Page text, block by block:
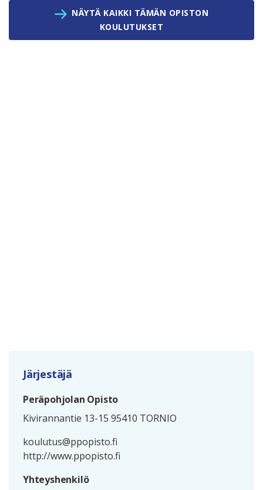
NÄYTÄ KAIKKI TÄMÄN OPISTON
KOULUTUKSET
Järjestäjä
Peräpohjolan Opisto
Kivirannantie 13-15 95410 TORNIO
koulutus@ppopisto.fi
http://www.ppopisto.fi
Yhteyshenkilö